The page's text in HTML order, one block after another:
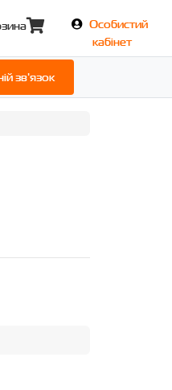
Особистий
кабінет
зв'язок